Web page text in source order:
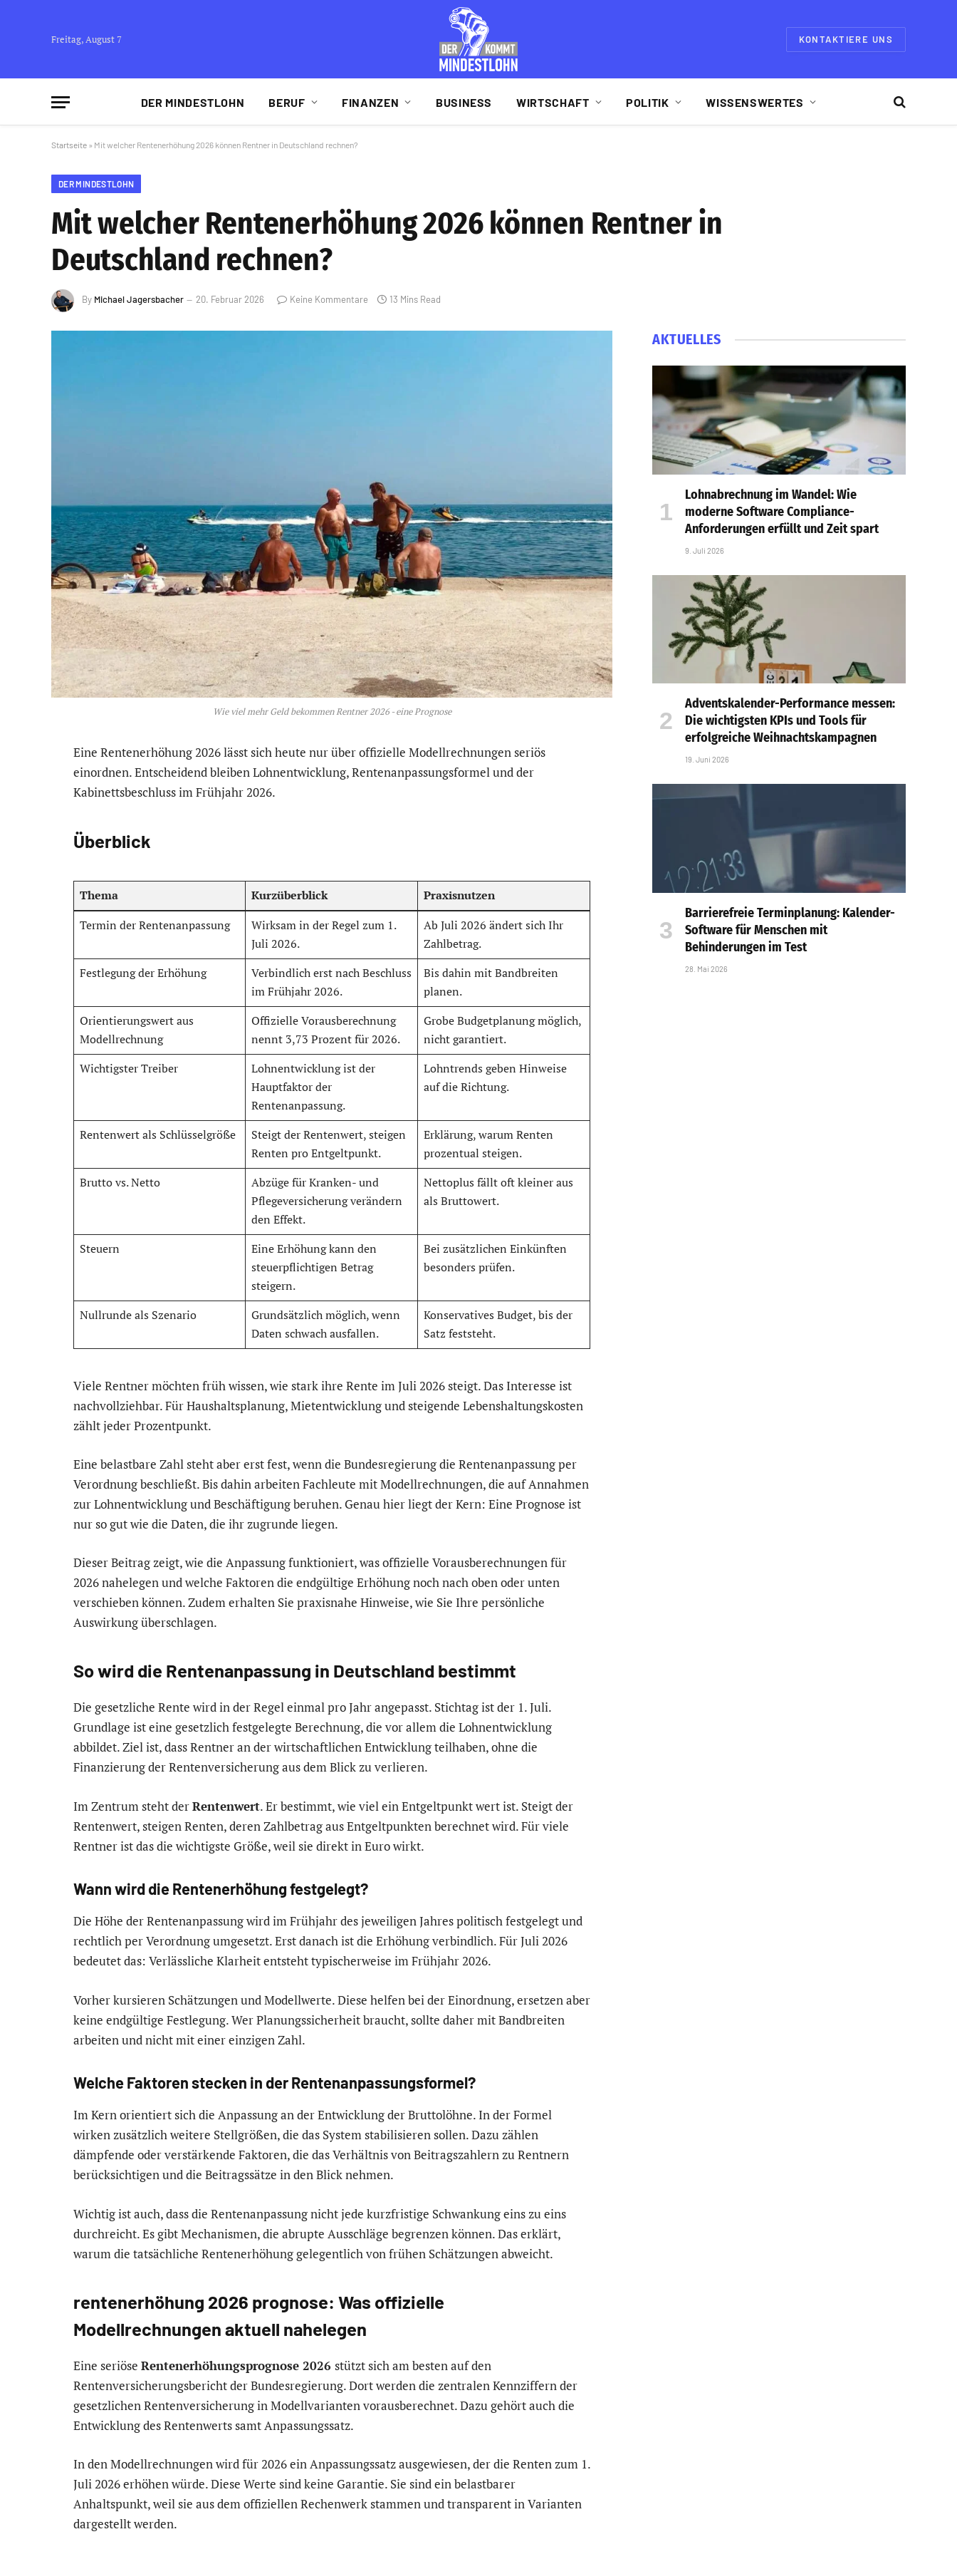
Freitag, August 7 KONTAKTIERE UNS
DER MINDESTLOHN BERUF FINANZEN BUSINESS WIRTSCHAFT POLITIK WISSENSWERTES
Startseite » Mit welcher Rentenerhöhung 2026 können Rentner in Deutschland rechnen?
DER MINDESTLOHN
Mit welcher Rentenerhöhung 2026 können Rentner in
Deutschland rechnen?
By Michael Jagersbacher 20. Februar 2026 Keine Kommentare 13 Mins Read
Wie viel mehr Geld bekommen Rentner 2026 - eine Prognose
Eine Rentenerhöhung 2026 lässt sich heute nur über offizielle Modellrechnungen seriös
einordnen. Entscheidend bleiben Lohnentwicklung, Rentenanpassungsformel und der
Kabinettsbeschluss im Frühjahr 2026.
Überblick
Thema Kurzüberblick
Praxisnutzen
Termin der Rentenanpassung
Wirksam in der Regel zum 1.
Juli 2026.
Ab Juli 2026 ändert sich Ihr
Zahlbetrag.
Festlegung der Erhöhung
Verbindlich erst nach Beschluss
im Frühjahr 2026.
Bis dahin mit Bandbreiten
planen.
Orientierungswert aus
Modellrechnung
Offizielle Vorausberechnung
nennt 3,73 Prozent für 2026.
Grobe Budgetplanung möglich,
nicht garantiert.
Wichtigster Treiber
Lohnentwicklung ist der
Hauptfaktor der
Rentenanpassung.
Lohntrends geben Hinweise
auf die Richtung.
Rentenwert als Schlüsselgröße
Steigt der Rentenwert, steigen
Renten pro Entgeltpunkt.
Erklärung, warum Renten
prozentual steigen.
Brutto vs. Netto
Abzüge für Kranken- und
Pflegeversicherung verändern
den Effekt.
Nettoplus fällt oft kleiner aus
als Bruttowert.
Steuern
Eine Erhöhung kann den
steuerpflichtigen Betrag
steigern.
Bei zusätzlichen Einkünften
besonders prüfen.
Nullrunde als Szenario
Grundsätzlich möglich, wenn
Daten schwach ausfallen.
Konservatives Budget, bis der
Satz feststeht.
Viele Rentner möchten früh wissen, wie stark ihre Rente im Juli 2026 steigt. Das Interesse ist
nachvollziehbar. Für Haushaltsplanung, Mietentwicklung und steigende Lebenshaltungskosten
zählt jeder Prozentpunkt.
Eine belastbare Zahl steht aber erst fest, wenn die Bundesregierung die Rentenanpassung per
Verordnung beschließt. Bis dahin arbeiten Fachleute mit Modellrechnungen, die auf Annahmen
zur Lohnentwicklung und Beschäftigung beruhen. Genau hier liegt der Kern: Eine Prognose ist
nur so gut wie die Daten, die ihr zugrunde liegen.
Dieser Beitrag zeigt, wie die Anpassung funktioniert, was offizielle Vorausberechnungen für
2026 nahelegen und welche Faktoren die endgültige Erhöhung noch nach oben oder unten
verschieben können. Zudem erhalten Sie praxisnahe Hinweise, wie Sie Ihre persönliche
Auswirkung überschlagen.
So wird die Rentenanpassung in Deutschland bestimmt
Die gesetzliche Rente wird in der Regel einmal pro Jahr angepasst. Stichtag ist der 1. Juli.
Grundlage ist eine gesetzlich festgelegte Berechnung, die vor allem die Lohnentwicklung
abbildet. Ziel ist, dass Rentner an der wirtschaftlichen Entwicklung teilhaben, ohne die
Finanzierung der Rentenversicherung aus dem Blick zu verlieren.
Im Zentrum steht derRentenwert. Er bestimmt, wie viel ein Entgeltpunkt wert ist. Steigt der
Rentenwert, steigen Renten, deren Zahlbetrag aus Entgeltpunkten berechnet wird. Für viele
Rentner ist das die wichtigste Größe, weil sie direkt in Euro wirkt.
Wann wird die Rentenerhöhung festgelegt?
Die Höhe der Rentenanpassung wird im Frühjahr des jeweiligen Jahres politisch festgelegt und
rechtlich per Verordnung umgesetzt. Erst danach ist die Erhöhung verbindlich. Für Juli 2026
bedeutet das: Verlässliche Klarheit entsteht typischerweise im Frühjahr 2026.
Vorher kursieren Schätzungen und Modellwerte. Diese helfen bei der Einordnung, ersetzen aber
keine endgültige Festlegung. Wer Planungssicherheit braucht, sollte daher mit Bandbreiten
arbeiten und nicht mit einer einzigen Zahl.
Welche Faktoren stecken in der Rentenanpassungsformel?
Im Kern orientiert sich die Anpassung an der Entwicklung der Bruttolöhne. In der Formel
wirken zusätzlich weitere Stellgrößen, die das System stabilisieren sollen. Dazu zählen
dämpfende oder verstärkende Faktoren, die das Verhältnis von Beitragszahlern zu Rentnern
berücksichtigen und die Beitragssätze in den Blick nehmen.
Wichtig ist auch, dass die Rentenanpassung nicht jede kurzfristige Schwankung eins zu eins
durchreicht. Es gibt Mechanismen, die abrupte Ausschläge begrenzen können. Das erklärt,
warum die tatsächliche Rentenerhöhung gelegentlich von frühen Schätzungen abweicht.
rentenerhöhung 2026 prognose: Was offizielle
Modellrechnungen aktuell nahelegen
Eine seriöse Rentenerhöhungsprognose 2026 stützt sich am besten auf den
Rentenversicherungsbericht der Bundesregierung. Dort werden die zentralen Kennziffern der
gesetzlichen Rentenversicherung in Modellvarianten vorausberechnet. Dazu gehört auch die
Entwicklung des Rentenwerts samt Anpassungssatz.
In den Modellrechnungen wird für 2026 ein Anpassungssatz ausgewiesen, der die Renten zum 1.
Juli 2026 erhöhen würde. Diese Werte sind keine Garantie. Sie sind ein belastbarer
Anhaltspunkt, weil sie aus dem offiziellen Rechenwerk stammen und transparent in Varianten
dargestellt werden.
AKTUELLES
Lohnabrechnung im Wandel: Wie
moderne Software Compliance-
Anforderungen erfüllt und Zeit spart
9. Juli 2026
Adventskalender-Performance messen:
Die wichtigsten KPIs und Tools für
erfolgreiche Weihnachtskampagnen
19. Juni 2026
Barrierefreie Terminplanung: Kalender-
Software für Menschen mit
Behinderungen im Test
28. Mai 2026